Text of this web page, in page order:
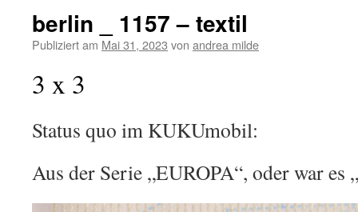
berlin _ 1157 – textil
Publiziert am Mai 31, 2023 von andrea milde
3 x 3
Status quo im KUKUmobil:
Aus der Serie „EUROPA“, oder war es